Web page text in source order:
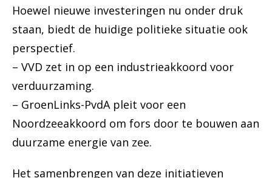
Hoewel nieuwe investeringen nu onder druk
staan, biedt de huidige politieke situatie ook
perspectief.
– VVD zet in op een industrieakkoord voor
verduurzaming.
– GroenLinks-PvdA pleit voor een
Noordzeeakkoord om fors door te bouwen aan
duurzame energie van zee.
Het samenbrengen van deze initiatieven